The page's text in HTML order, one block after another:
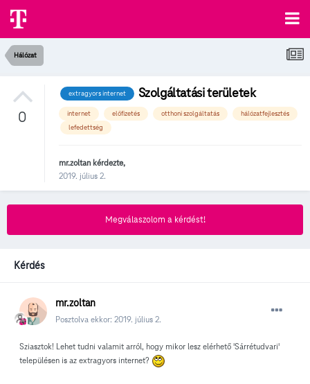
Hálózat
0
extragyors internet Szolgáltatási területek
internet előfizetés otthoni szolgáltatás
hálózatfejlesztés
lefedettség
mr.zoltan kérdezte,
2019. július 2.
Megválaszolom a kérdést!
Kérdés
mr.zoltan
Posztolva ekkor: 2019. július 2.
Sziasztok! Lehet tudni valamit arról, hogy mikor lesz elérhető 'Sárrétudvari'
településen is az extragyors internet?